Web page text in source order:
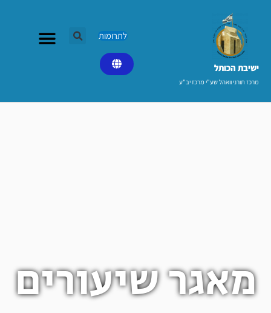
ישיבת הכותל​
מרכז תורני וואהל שע"י מרכז יב"ע
לתרומות
מאגר שיעורים